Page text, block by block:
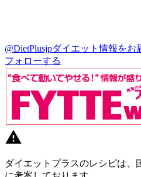
@DietPlusjpダイエット情報をお
フォローする
ダイエットプラスのレシピは、